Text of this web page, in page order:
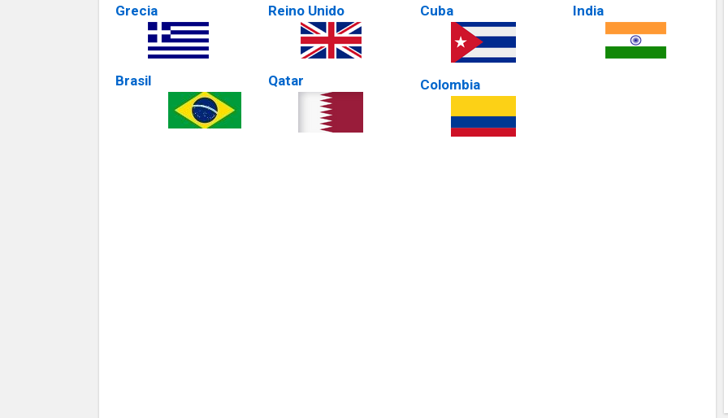
Grecia
Brasil
Reino Unido
Qatar
Cuba
Colombia
India